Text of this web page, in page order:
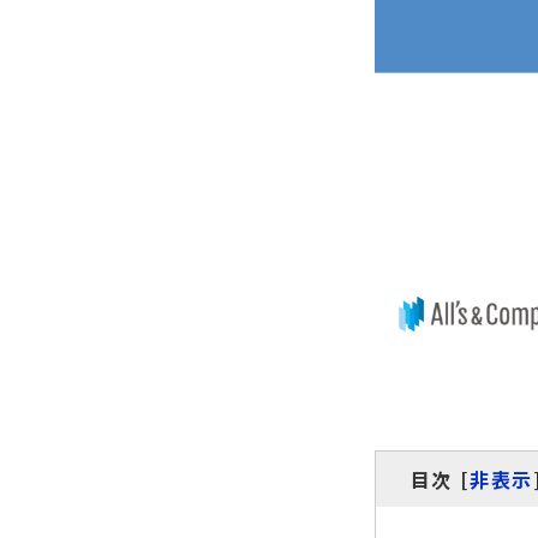
目次 [非表示